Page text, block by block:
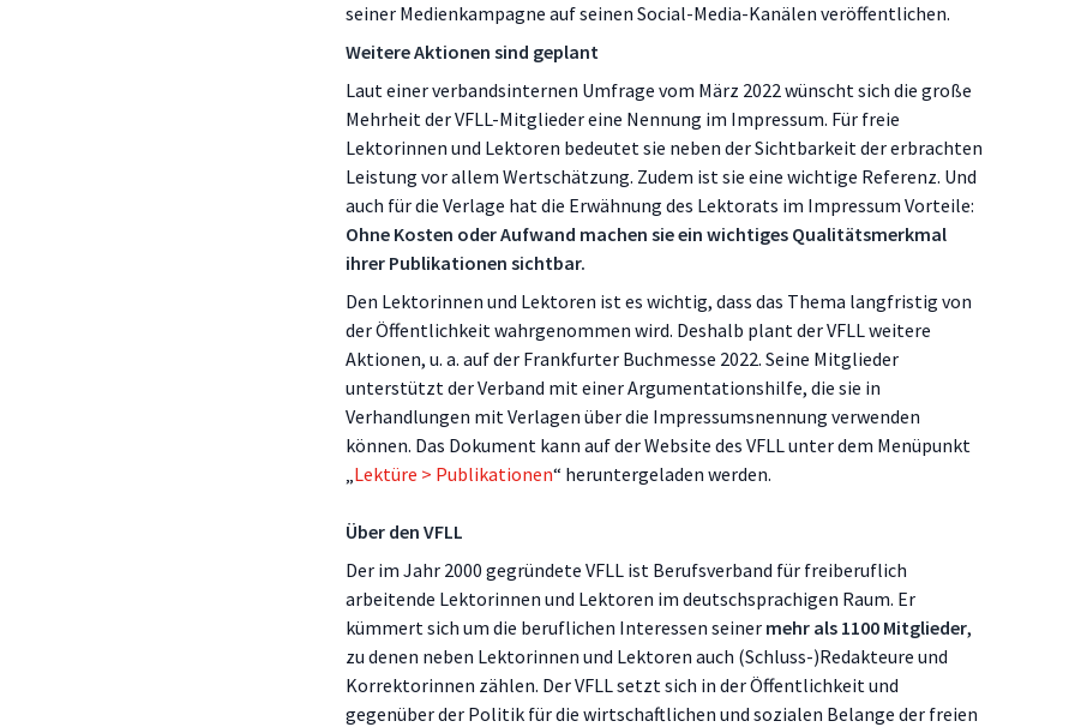
seiner Medienkampagne auf seinen Social-Media-Kanälen veröffentlichen.
Weitere Aktionen sind geplant
Laut einer verbandsinternen Umfrage vom März 2022 wünscht sich die große
Mehrheit der VFLL-Mitglieder eine Nennung im Impressum. Für freie
Lektorinnen und Lektoren bedeutet sie neben der Sichtbarkeit der erbrachten
Leistung vor allem Wertschätzung. Zudem ist sie eine wichtige Referenz. Und
auch für die Verlage hat die Erwähnung des Lektorats im Impressum Vorteile:
Ohne Kosten oder Aufwand machen sie ein wichtiges Qualitätsmerkmal
ihrer Publikationen sichtbar.
Den Lektorinnen und Lektoren ist es wichtig, dass das Thema langfristig von
der Öffentlichkeit wahrgenommen wird. Deshalb plant der VFLL weitere
Aktionen, u. a. auf der Frankfurter Buchmesse 2022. Seine Mitglieder
unterstützt der Verband mit einer Argumentationshilfe, die sie in
Verhandlungen mit Verlagen über die Impressumsnennung verwenden
können. Das Dokument kann auf der Website des VFLL unter dem Menüpunkt
„Lektüre > Publikationen“ heruntergeladen werden.
Über den VFLL
Der im Jahr 2000 gegründete VFLL ist Berufsverband für freiberuflich
arbeitende Lektorinnen und Lektoren im deutschsprachigen Raum. Er
kümmert sich um die beruflichen Interessen seiner mehr als 1100 Mitglieder,
zu denen neben Lektorinnen und Lektoren auch (Schluss-)Redakteure und
Korrektorinnen zählen. Der VFLL setzt sich in der Öffentlichkeit und
gegenüber der Politik für die wirtschaftlichen und sozialen Belange der freien